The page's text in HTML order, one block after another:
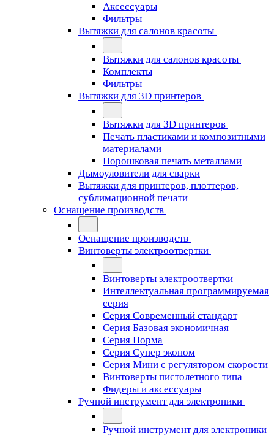
Аксессуары
Фильтры
Вытяжки для салонов красоты
Вытяжки для салонов красоты
Комплекты
Фильтры
Вытяжки для 3D принтеров
Вытяжки для 3D принтеров
Печать пластиками и композитными
материалами
Порошковая печать металлами
Дымоуловители для сварки
Вытяжки для принтеров, плоттеров,
сублимационной печати
Оснащение производств
Оснащение производств
Винтоверты электроотвертки
Винтоверты электроотвертки
Интеллектуальная программируемая
серия
Серия Современный стандарт
Серия Базовая экономичная
Серия Норма
Серия Cупер эконом
Серия Мини с регулятором скорости
Винтоверты пистолетного типа
Фидеры и аксессуары
Ручной инструмент для электроники
Ручной инструмент для электроники